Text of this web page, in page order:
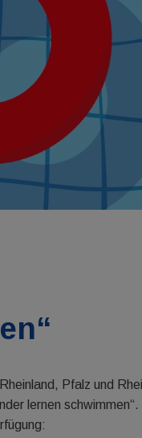
Pfalz und
lernen